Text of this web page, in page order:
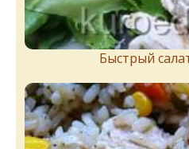
Быстрый